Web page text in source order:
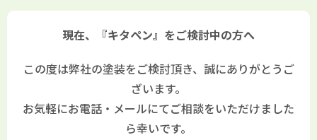
現在、『キタペン』をご検討中の方へ
この度は弊社の塗装をご検討頂き、誠にありがとうご
ざいます。
お気軽にお電話・メールにてご相談をいただけました
ら幸いです。